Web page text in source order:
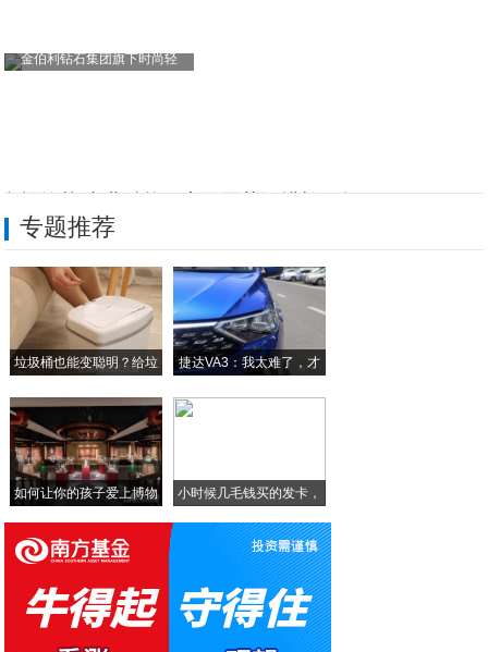
金伯利钻石集团旗下时尚轻
不止于芯片：骁龙8至尊版与旗舰手机的“地
什么是旗舰手机？购买旗舰的底层逻辑是什么
告别选择困难！兼具顶级拍照与游戏战力的高
拓原刘吉颖：正义先行 星火燎原
专题推荐
垃圾桶也能变聪明？给垃
捷达VA3：我太难了，才
如何让你的孩子爱上博物
馆
小时候几毛钱买的发卡，
这